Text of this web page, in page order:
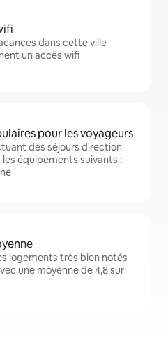
dans cette ville
un accès wifi
pour les voyageurs
des séjours direction
équipements suivants :
logements très bien notés
une moyenne de 4,8 sur